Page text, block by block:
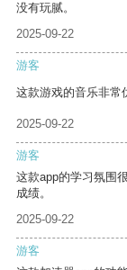
没有玩腻。
2025-09-22
游客
这款游戏的音乐非常
2025-09-22
游客
这款app的学习氛围
成绩。
2025-09-22
游客